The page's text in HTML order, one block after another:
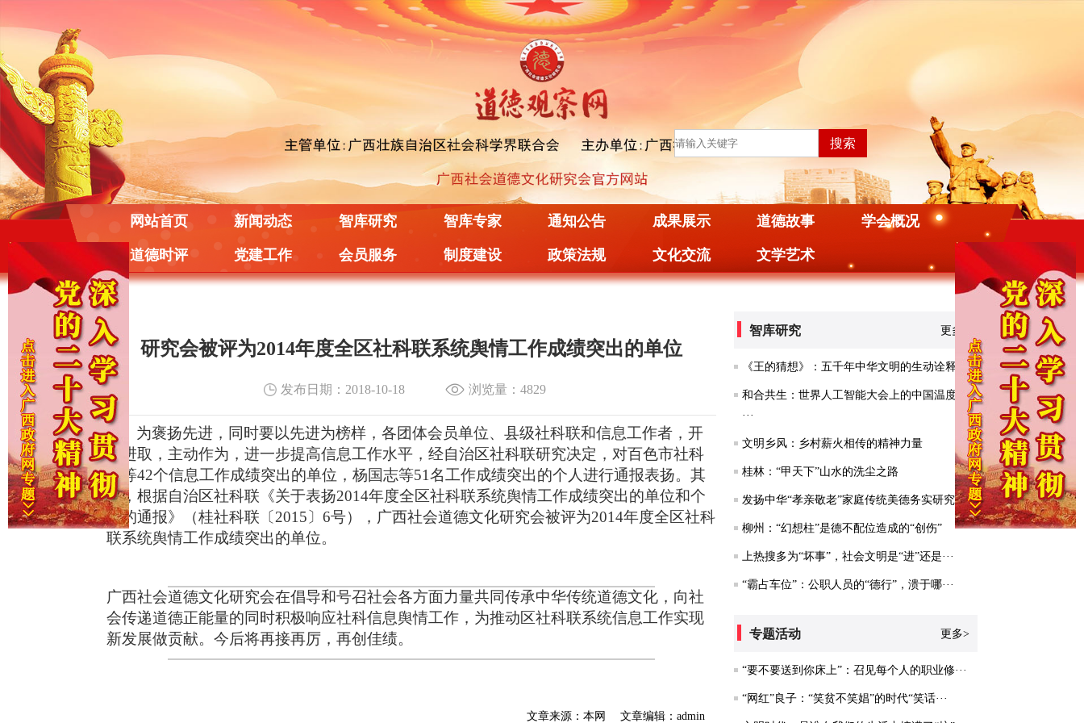
网站首页 新闻动态 智库研究 智库专家 通知公告 成果展示 道德故事 学会概况
道德时评 党建工作 会员服务 制度建设 政策法规 文化交流 文学艺术
研究会被评为2014年度全区社科联系统舆情工作成绩突出的单位
发布日期：2018-10-18 浏览量：4829
为褒扬先进， 同时要以先进为榜样，各团体会员单位、县级社科联和信息工作者，开
拓进取，主动作为，进一步提高信息工作水平， 经自治区社科联研究决定，对百色市社科
联等42个信息工作成绩突出的单位，杨国志等51名工作成绩突出的个人进行通报表扬。 其
中， 根据自治区社科联《关于表扬2014年度全区社科联系统舆情工作成绩突出的单位和个
人的通报》（桂社科联〔2015〕 6号）， 广西社会道德文化研究会被评为2014年度全区社科
联系统舆情工作成绩突出的单位。
广西社会道德文化研究会在倡导和号召社会各方面力量共同传承中华传统道德文化，向社
会传递道德正能量的同时积极响应社科信息舆情工作， 为推动区社科联系统信息工作实现
新发展做贡献。 今后将再接再厉，再创佳绩。
文章来源：本网 文章编辑：admin
智库研究 更多>
《王的猜想》：五千年中华文明的生动诠释
和合共生：世界人工智能大会上的中国温度与
···
文明乡风：乡村薪火相传的精神力量
桂林：“甲天下”山水的洗尘之路
发扬中华“孝亲敬老”家庭传统美德务实研究
柳州：“幻想柱”是德不配位造成的“创伤”
上热搜多为“坏事”，社会文明是“进”还是···
“霸占车位”：公职人员的“德行”，溃于哪···
专题活动 更多>
“要不要送到你床上”：召见每个人的职业修···
“网红”良子：“笑贫不笑娼”的时代“笑话···